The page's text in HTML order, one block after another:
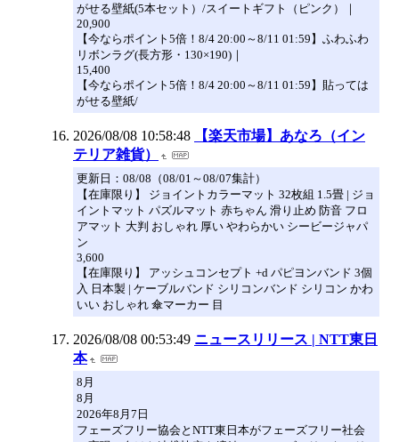
がせる壁紙(5本セット）/スイートギフト（ピンク）｜
20,900
【今ならポイント5倍！8/4 20:00～8/11 01:59】ふわふわ
リボンラグ(長方形・130×190)｜
15,400
【今ならポイント5倍！8/4 20:00～8/11 01:59】貼っては
がせる壁紙/
2026/08/08 10:58:48
【楽天市場】あなろ（イン
テリア雑貨）
更新日：08/08（08/01～08/07集計）
【在庫限り】 ジョイントカラーマット 32枚組 1.5畳 | ジョ
イントマット パズルマット 赤ちゃん 滑り止め 防音 フロ
アマット 大判 おしゃれ 厚い やわらかい シービージャパ
ン
3,600
【在庫限り】 アッシュコンセプト +d パピヨンバンド 3個
入 日本製 | ケーブルバンド シリコンバンド シリコン かわ
いい おしゃれ 傘マーカー 目
2026/08/08 00:53:49 ニュースリリース | NTT東日
本
8月
8月
2026年8月7日
フェーズフリー協会とNTT東日本がフェーズフリー社会